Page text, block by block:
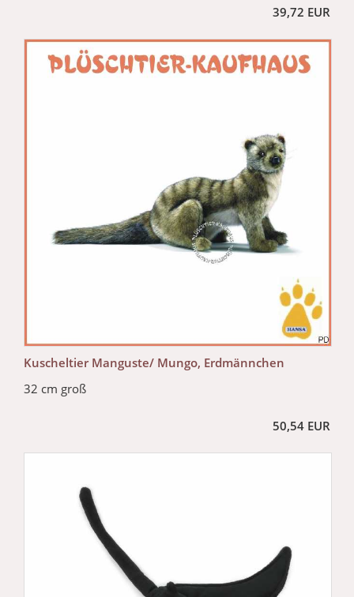
39,72 EUR
Kuscheltier Manguste/ Mungo, Erdmännchen
32 cm groß
50,54 EUR